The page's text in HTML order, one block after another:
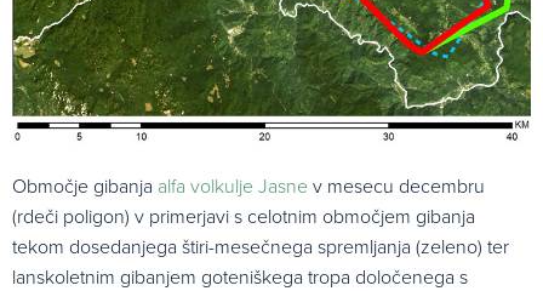
Območje gibanja alfa volkulje Jasnev mesecu decembru
(rdeči poligon) v primerjavi s celotnim območjem gibanja
tekom dosedanjega štiri-mesečnega spremljanja (zeleno) ter
lanskoletnim gibanjem goteniškega tropa določenega s